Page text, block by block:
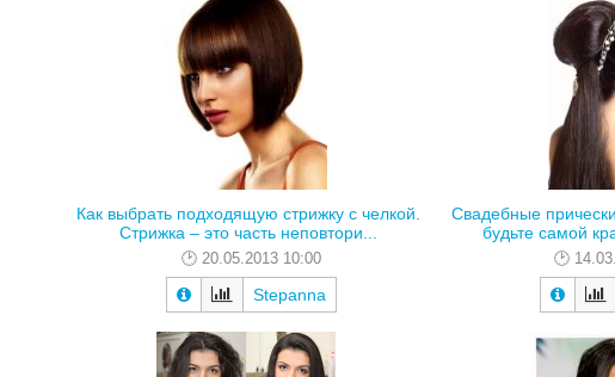
Как выбрать подходящую стрижку с челкой.
Стрижка – это часть неповтори...
20.05.2013 10:00
Stepanna
Свадебные
будьте самой